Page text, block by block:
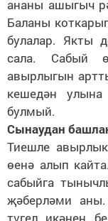
ананы ашыгыч
Баланы
булалар. Якты
сала. Сабый
авырлыгын
кешедән
булмый.
Сынаудан
Тиешле
өенә алып
сабыйга
җәберләми
түгел икәнен